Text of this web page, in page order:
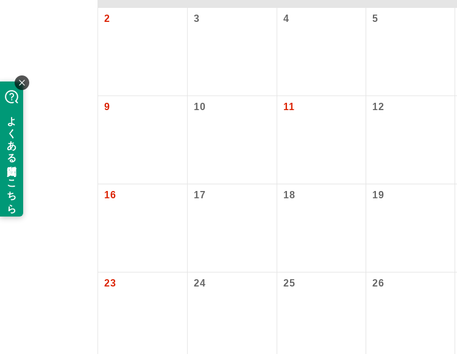
2 3 4 5
9 10 11 12
16 17 18 19
23 24 25 26
現地添乗員同行
ユネスコに登録されてい
絶景スポットに立ち寄る
ご宿泊ホテルに露天風呂
ご宿泊ホテルに大浴場が